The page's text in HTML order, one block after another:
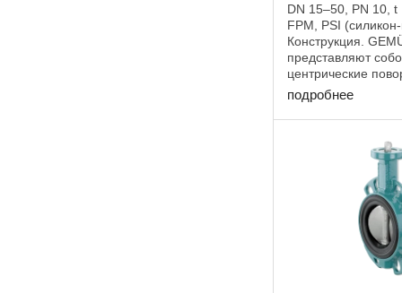
DN 15–50, PN 10, t
FPM, PSI (силикон-
Конструкция.
представляют
центрические
дисковые затворы
размеров DN
затвора и диск
подробнее